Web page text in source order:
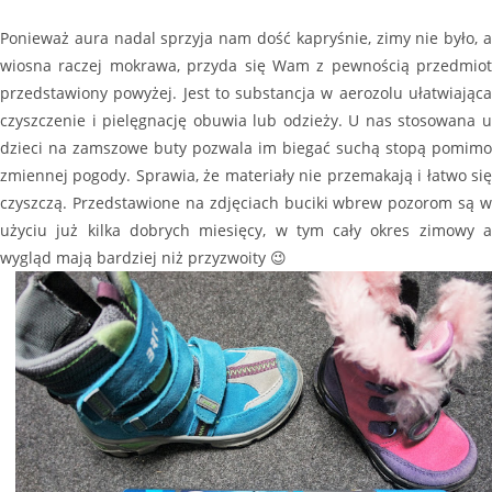
Ponieważ aura nadal sprzyja nam dość kapryśnie, zimy nie było, a
wiosna raczej mokrawa, przyda się Wam z pewnością przedmiot
przedstawiony powyżej. Jest to substancja w aerozolu ułatwiająca
czyszczenie i pielęgnację obuwia lub odzieży. U nas stosowana u
dzieci na zamszowe buty pozwala im biegać suchą stopą pomimo
zmiennej pogody. Sprawia, że materiały nie przemakają i łatwo się
czyszczą. Przedstawione na zdjęciach buciki wbrew pozorom są w
użyciu już kilka dobrych miesięcy, w tym cały okres zimowy a
wygląd mają bardziej niż przyzwoity 😉